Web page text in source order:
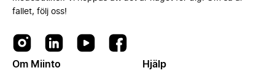
fallet, följ oss!
Om Miinto Hjälp